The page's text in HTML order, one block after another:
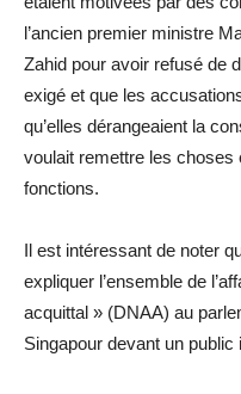
l’ancien premier ministre
Zahid pour avoir refusé de
exigé et que les
qu’elles dérangeaient la
voulait remettre les choses
fonctions.
Il est intéressant de noter
expliquer l’ensemble de
acquittal » (DNAA) au
Singapour devant un public